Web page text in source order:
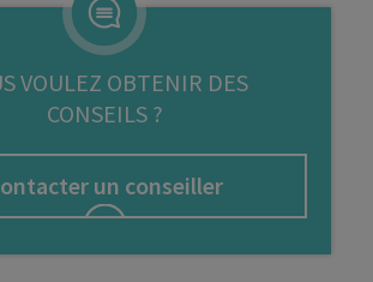
VOULEZ OBTENIR DES
CONSEILS ?
un conseiller